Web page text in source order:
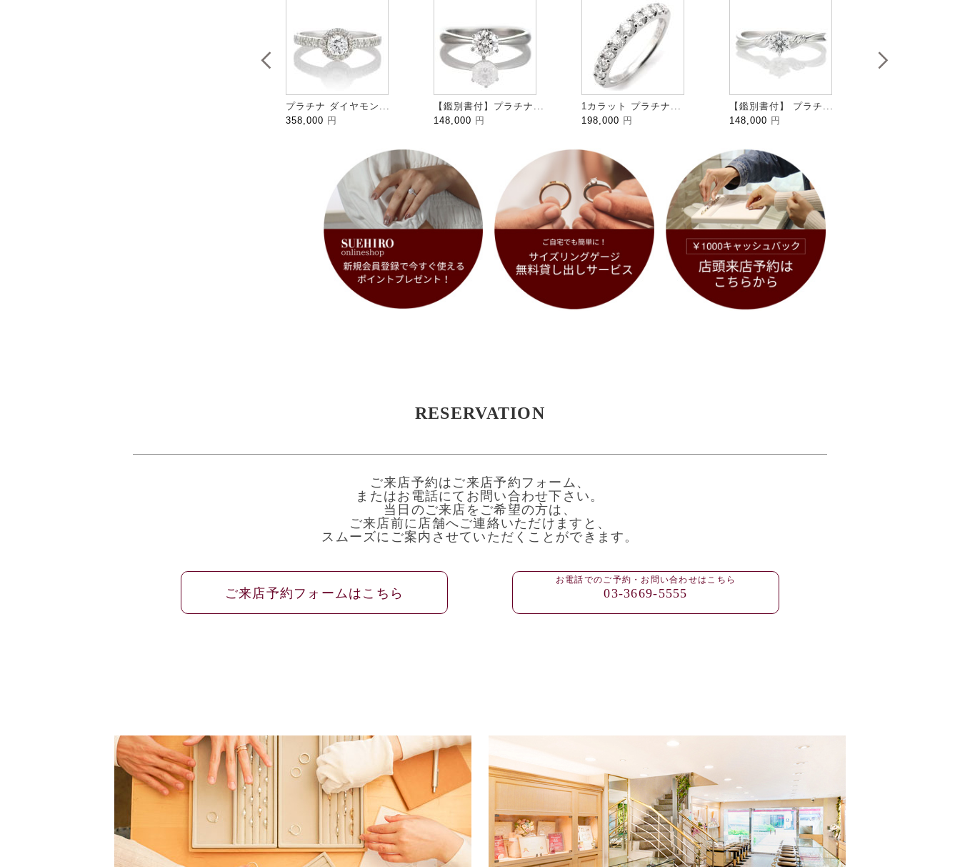
プラチナ ダイヤモン...
358,000 円
【鑑別書付】プラチナ...
148,000 円
1カラット プラチナ...
198,000 円
【鑑別書付】 プラチ...
148,000 円
RESERVATION
ご来店予約はご来店予約フォーム、
またはお電話にてお問い合わせ下さい。
当日のご来店をご希望の方は、
ご来店前に店舗へご連絡いただけますと、
スムーズにご案内させていただくことができます。
ご来店予約フォームはこちら
お電話でのご予約・お問い合わせはこちら
03-3669-5555